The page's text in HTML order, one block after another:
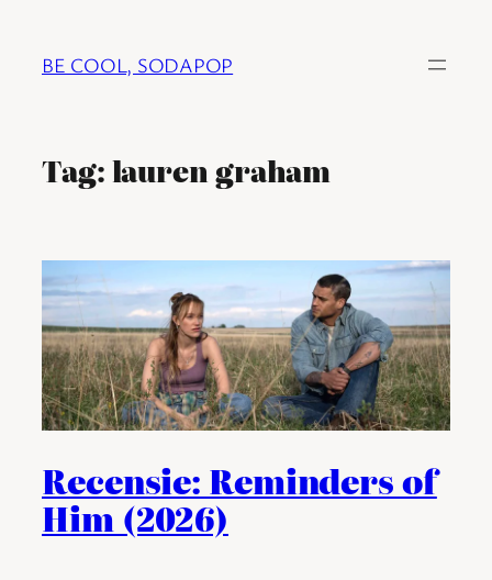
BE COOL, SODAPOP
Tag:lauren graham
Recensie: Reminders of
Him (2026)